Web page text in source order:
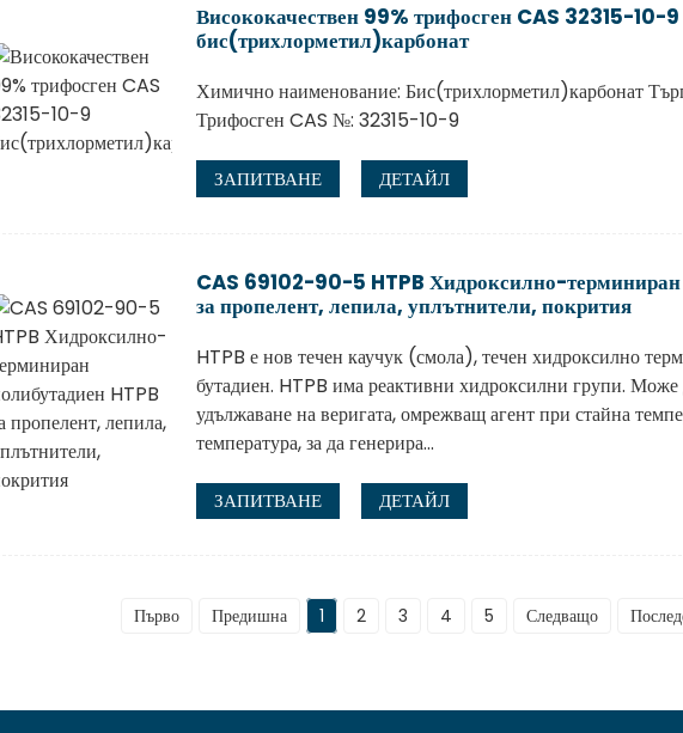
Висококачествен 99% трифосген CAS 32315-10-9
бис(трихлорметил)карбонат
Химично наименование: Бис(трихлорметил)карбонат
Трифосген CAS №: 32315-10-9
ЗАПИТВАНЕ ДЕТАЙЛ
CAS 69102-90-5 HTPB Хидроксилно-терминиран
за пропелент, лепила, уплътнители, покрития
HTPB е нов течен каучук (смола), течен хидроксилно
бутадиен. HTPB има реактивни хидроксилни групи. Може
удължаване на веригата, омрежващ агент при стайна
температура, за да генерира...
ЗАПИТВАНЕ ДЕТАЙЛ
Първо Предишна 1 2 3 4 5 Следващо